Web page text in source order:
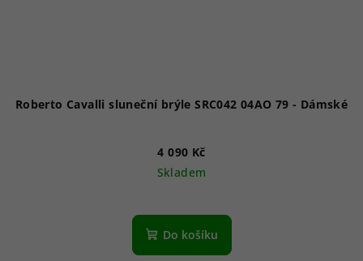
Roberto Cavalli sluneční brýle SRC042 04AO 79 - Dámské
4 090 Kč
Skladem
Do košíku